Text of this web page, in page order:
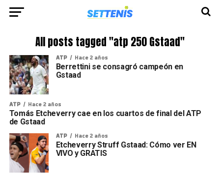
All posts tagged "atp 250 Gstaad"
ATP Hace 2 años
Berrettini se consagró campeón en
Gstaad
ATP Hace 2 años
Tomás Etcheverry cae en los cuartos de final del ATP
de Gstaad
ATP Hace 2 años
Etcheverry Struff Gstaad: Cómo ver EN
VIVO y GRATIS